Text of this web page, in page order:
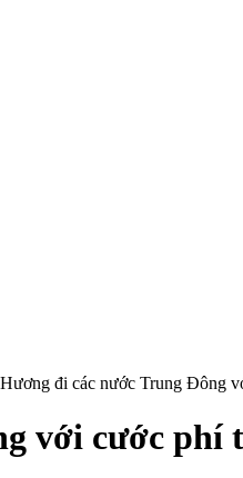
đi các nước Trung Đông
với cước phí